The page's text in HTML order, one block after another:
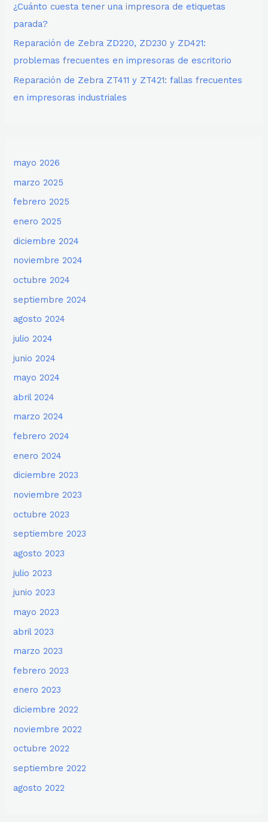
¿Cuánto cuesta tener una impresora de etiquetas
parada?
Reparación de Zebra ZD220, ZD230 y ZD421:
problemas frecuentes en impresoras de escritorio
Reparación de Zebra ZT411 y ZT421: fallas frecuentes
en impresoras industriales
mayo 2026
marzo 2025
febrero 2025
enero 2025
diciembre 2024
noviembre 2024
octubre 2024
septiembre 2024
agosto 2024
julio 2024
junio 2024
mayo 2024
abril 2024
marzo 2024
febrero 2024
enero 2024
diciembre 2023
noviembre 2023
octubre 2023
septiembre 2023
agosto 2023
julio 2023
junio 2023
mayo 2023
abril 2023
marzo 2023
febrero 2023
enero 2023
diciembre 2022
noviembre 2022
octubre 2022
septiembre 2022
agosto 2022